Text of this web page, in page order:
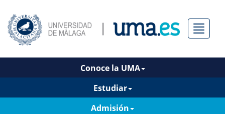
Menú
Conoce la UMA
Estudiar
Admisión